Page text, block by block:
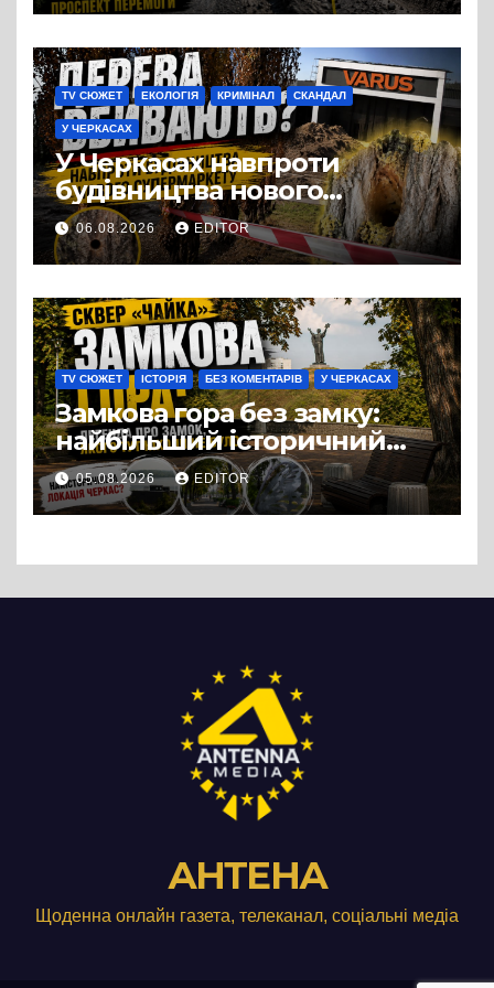
TV СЮЖЕТ ЕКОЛОГІЯ КРИМІНАЛ СКАНДАЛ
У ЧЕРКАСАХ
У Черкасах навпроти
будівництва нового
супермаркету VARUS на
проспекті Перемоги всохли
дерева. І це навряд чи
можна назвати
випадковістю
06.08.2026 EDITOR
TV СЮЖЕТ ІСТОРІЯ БЕЗ КОМЕНТАРІВ У ЧЕРКАСАХ
Замкова гора без замку:
найбільший історичний
міф Черкас
05.08.2026 EDITOR
АНТЕНА
Щоденна онлайн газета, телеканал, соціальні медіа